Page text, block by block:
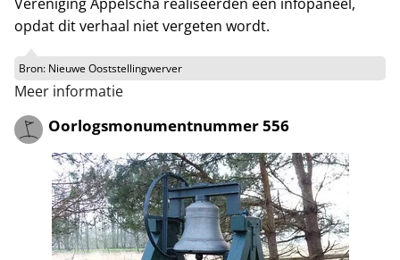
opdat dit verhaal niet vergeten wordt.
Bron: Nieuwe Ooststellingwerver
Meer informatie
Oorlogsmonumentnummer 556